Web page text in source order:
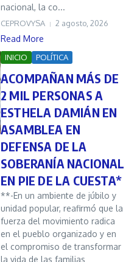
nacional, la co...
CEPROVYSA 2 agosto, 2026
Read More
INICIO POLÍTICA
ACOMPAÑAN MÁS DE
2 MIL PERSONAS A
ESTHELA DAMIÁN EN
ASAMBLEA EN
DEFENSA DE LA
SOBERANÍA NACIONAL
EN PIE DE LA CUESTA*
**-En un ambiente de júbilo y
unidad popular, reafirmó que la
fuerza del movimiento radica
en el pueblo organizado y en
el compromiso de transformar
la vida de las familias